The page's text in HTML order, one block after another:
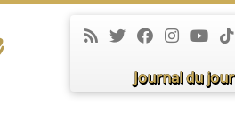
Journal du jour